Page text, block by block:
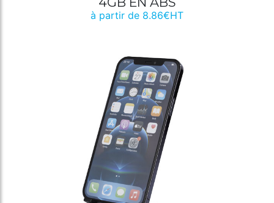
à partir de 8.86€HT